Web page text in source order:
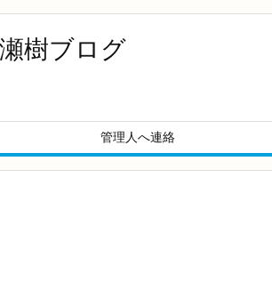
樹ブログ
管理人へ連絡